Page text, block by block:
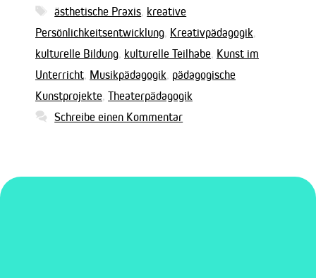
Schlagwörter
ästhetische Praxis kreative
Persönlichkeitsentwicklung Kreativpädagogik
kulturelle Bildung kulturelle Teilhabe Kunst im
Unterricht Musikpädagogik pädagogische
Kunstprojekte Theaterpädagogik
Schreibe einen Kommentar